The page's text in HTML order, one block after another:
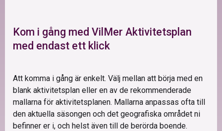
Kom i gång med VilMer Aktivitetsplan
med endast ett klick
Att komma i gång är enkelt. Välj mellan att börja med en
blank aktivitetsplan eller en av de rekommenderade
mallarna för aktivitetsplanen. Mallarna anpassas ofta till
den aktuella säsongen och det geografiska området ni
befinner er i, och helst även till de berörda boende.